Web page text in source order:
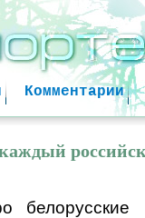
Комментарии